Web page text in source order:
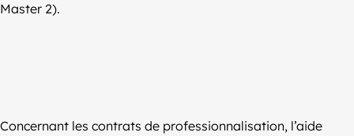
Master 2).
Concernant les contrats de professionnalisation, l’aide